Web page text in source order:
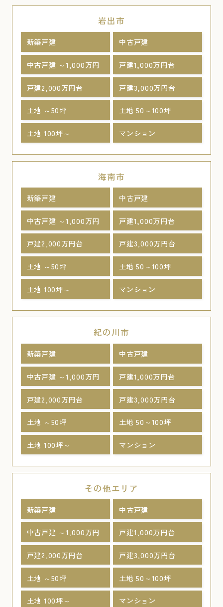
岩出市
新築戸建 中古戸建
中古戸建 ～1,000万円 戸建1,000万円台
戸建2,000万円台 戸建3,000万円台
土地 ～50坪 土地 50～100坪
土地 100坪～ マンション
海南市
新築戸建 中古戸建
中古戸建 ～1,000万円 戸建1,000万円台
戸建2,000万円台 戸建3,000万円台
土地 ～50坪 土地 50～100坪
土地 100坪～ マンション
紀の川市
新築戸建 中古戸建
中古戸建 ～1,000万円 戸建1,000万円台
戸建2,000万円台 戸建3,000万円台
土地 ～50坪 土地 50～100坪
土地 100坪～ マンション
その他エリア
新築戸建 中古戸建
中古戸建 ～1,000万円 戸建1,000万円台
戸建2,000万円台 戸建3,000万円台
土地 ～50坪 土地 50～100坪
土地 100坪～ マンション